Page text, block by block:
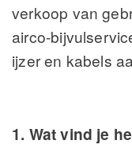
verkoop van
airco-
ijzer en kabels
1. Wat vind je